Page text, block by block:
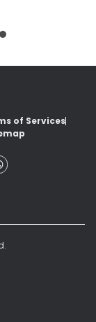
of Services